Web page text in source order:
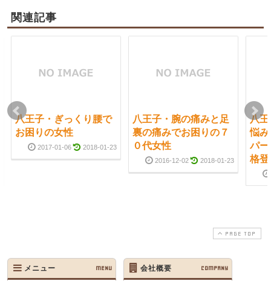
関連記事
八王子・ぎっくり腰で
お困りの女性
2017-01-06 2018-01-23
八王子・腕の痛みと足
裏の痛みでお困りの７
０代女性
2016-12-02 2018-01-23
八
悩
パ
格登
PAGE TOP
メニュー MENU 会社概要 COMPANY